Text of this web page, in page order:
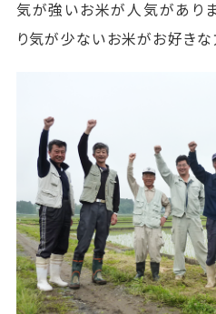
気が強いお米が人気があり
り気が少ないお米がお好きな